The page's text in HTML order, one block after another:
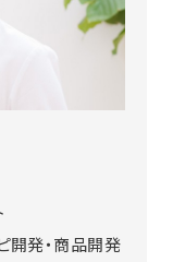
開発・商品開発